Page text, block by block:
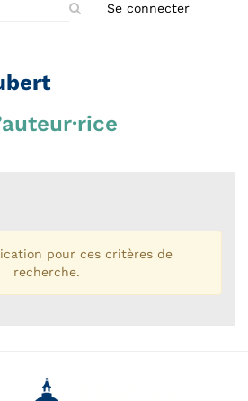
Se connecter
pour ces critères de
recherche.